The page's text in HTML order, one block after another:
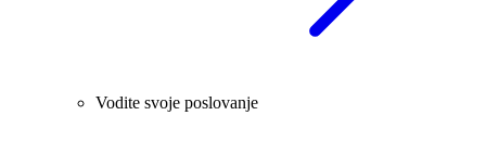
Vodite svoje poslovanje